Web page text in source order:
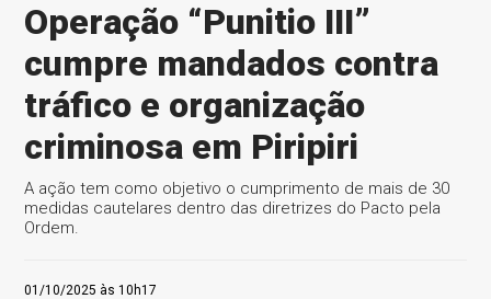
Operação “Punitio III”
cumpre mandados contra
tráfico e organização
criminosa em Piripiri
A ação tem como objetivo o cumprimento de mais de 30
medidas cautelares dentro das diretrizes do Pacto pela
Ordem.
01/10/2025 às 10h17